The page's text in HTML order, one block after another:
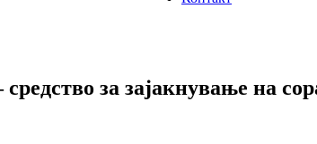
за зајакнување на